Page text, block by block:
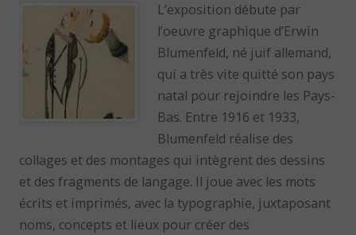
L’exposition débute par
l’oeuvre graphique d’Erwin
Blumenfeld, né juif allemand,
qui a très vite quitté son pays
natal pour rejoindre les Pays-
Bas. Entre 1916 et 1933,
Blumenfeld réalise des
collages et des montages qui intègrent des dessins
et des fragments de langage. Il joue avec les mots
écrits et imprimés, avec la typographie, juxtaposant
noms, concepts et lieux pour créer des